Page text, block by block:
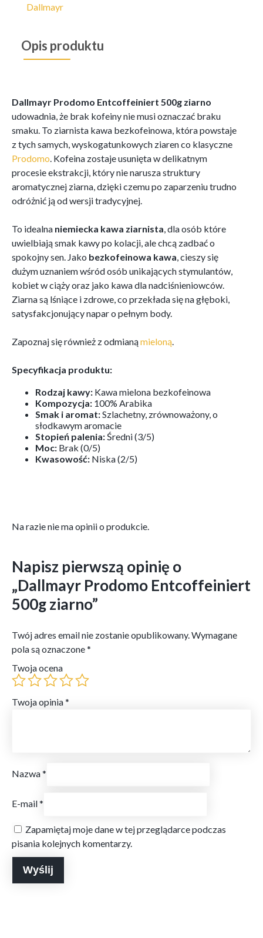
Dallmayr
Opis produktu
Dallmayr Prodomo Entcoffeiniert 500g ziarno
udowadnia, że brak kofeiny nie musi oznaczać braku
smaku. To ziarnista kawa bezkofeinowa, która powstaje
z tych samych, wyskogatunkowych ziaren co klasyczne
Prodomo . Kofeina zostaje usunięta w delikatnym
procesie ekstrakcji, który nie narusza struktury
aromatycznej ziarna, dzięki czemu po zaparzeniu trudno
odróżnić ją od wersji tradycyjnej.
To idealna niemiecka kawa ziarnista , dla osób które
uwielbiają smak kawy po kolacji, ale chcą zadbać o
spokojny sen. Jako bezkofeinowa kawa , cieszy się
dużym uznaniem wśród osób unikających stymulantów,
kobiet w ciąży oraz jako kawa dla nadciśnieniowców.
Ziarna są lśniące i zdrowe, co przekłada się na głęboki,
satysfakcjonujący napar o pełnym body.
Zapoznaj się również z odmianąmieloną
Specyfikacja produktu:
Rodzaj kawy: Kawa mielona bezkofeinowa
Kompozycja: 100% Arabika
Smak i aromat:Szlachetny, zrównoważony, o
słodkawym aromacie
Stopień palenia: Średni (3/5)
Moc: Brak (0/5)
Kwasowość: Niska (2/5)
Na razie nie ma opinii o produkcie.
Napisz pierwszą opinię o
„Dallmayr Prodomo Entcoffeiniert
500g ziarno”
Twój adres email nie zostanie opublikowany. Wymagane
pola są oznaczone*
Twoja ocena
Twoja opinia*
Nazwa*
E-mail*
Zapamiętaj moje dane w tej przeglądarce podczas
pisania kolejnych komentarzy.